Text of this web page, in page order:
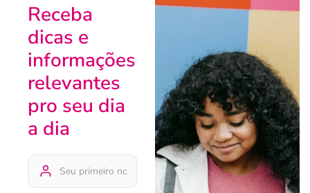
Receba
dicas e
informações
relevantes
pro seu dia
a dia